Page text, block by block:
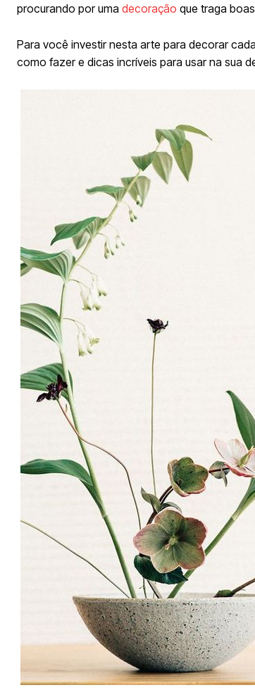
procurando por uma decoração que traga
Para você investir nesta arte para decorar
como fazer e dicas incríveis para usar na sua